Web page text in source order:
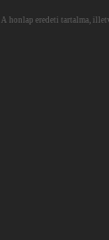
A honlap eredeti tartalma,